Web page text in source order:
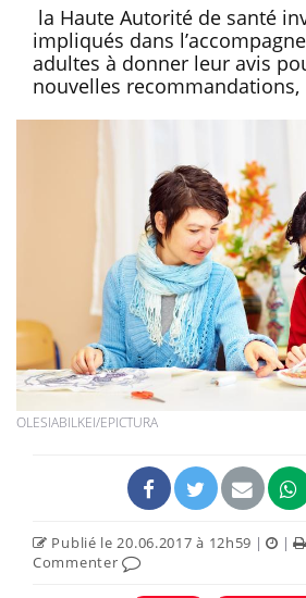
la Haute Autorité de santé
impliqués dans
adultes à donner leur avis
nouvelles recommandations,
OLESIABILKEI/EPICTURA
Publié le 20.06.2017 à 12h59 | |
Commenter